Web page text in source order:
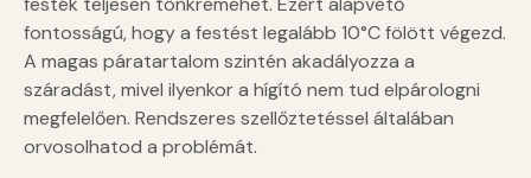
fontosságú, hogy a festést legalább 10°C fölött végezd.
A magas páratartalom szintén akadályozza a
száradást, mivel ilyenkor a hígító nem tud elpárologni
megfelelően. Rendszeres szellőztetéssel általában
orvosolhatod a problémát.